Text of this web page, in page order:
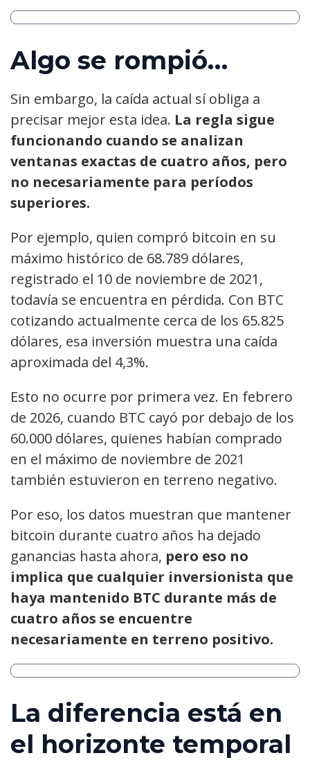
Algo se rompió…
Sin embargo, la caída actual sí obliga a
precisar mejor esta idea. La regla sigue
funcionando cuando se analizan
ventanas exactas de cuatro años, pero
no necesariamente para períodos
superiores.
Por ejemplo, quien compró bitcoin en su
máximo histórico de 68.789 dólares,
registrado el 10 de noviembre de 2021,
todavía se encuentra en pérdida. Con BTC
cotizando actualmente cerca de los 65.825
dólares, esa inversión muestra una caída
aproximada del 4,3%.
Esto no ocurre por primera vez. En febrero
de 2026, cuando BTC cayó por debajo de los
60.000 dólares, quienes habían comprado
en el máximo de noviembre de 2021
también estuvieron en terreno negativo.
Por eso, los datos muestran que mantener
bitcoin durante cuatro años ha dejado
ganancias hasta ahora, pero eso no
implica que cualquier inversionista que
haya mantenido BTC durante más de
cuatro años se encuentre
necesariamente en terreno positivo.
La diferencia está en
el horizonte temporal